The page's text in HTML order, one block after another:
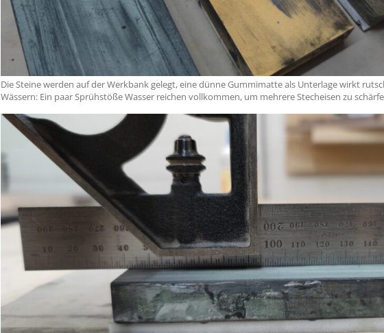
Die Steine werden auf der Werkbank gelegt, eine dünne Gummimatte als Unterlage wirkt
Wässern: Ein paar Sprühstöße Wasser reichen vollkommen, um mehrere Stecheisen zu